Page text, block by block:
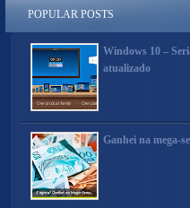
POPULAR POSTS
Windows 10 –
atualizado
Ganhei na mega-